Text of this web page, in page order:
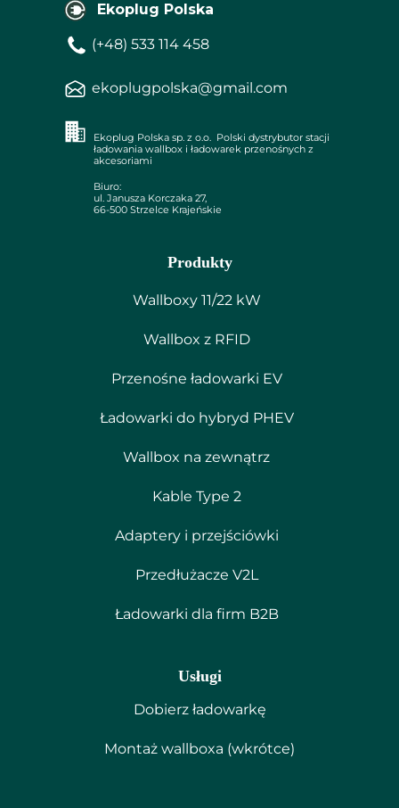
Produkty
Wallboxy 11/22 kW
Wallbox z RFID
Przenośne ładowarki EV
Ładowarki do hybryd PHEV
Wallbox na zewnątrz
Kable Type 2
Adaptery i przejściówki
Przedłużacze V2L
Ładowarki dla firm B2B
(+48) 533 114 458
ekoplugpolska@gmail.com
Ekoplug Polska sp. z o.o. Polski dystrybutor stacji
ładowania wallbox i ładowarek przenośnych z
akcesoriami
Biuro:
ul. Janusza Korczaka 27,
66-500 Strzelce Krajeńskie
Ekoplug Polska
Usługi
Dobierz ładowarkę
Montaż wallboxa (wkrótce)